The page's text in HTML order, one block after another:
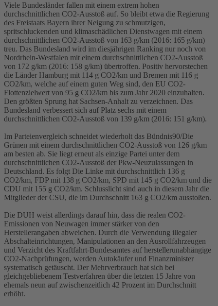
Viele Bundesländer fallen mit einem extrem hohen
durchschnittlichen CO2-Ausstoß auf. So bleibt etwa die Regierung
des Freistaats Bayern ihrer Neigung zu schmutzigen,
spritschluckenden und klimaschädlichen Dienstwagen mit einem
durchschnittlichen CO2-Ausstoß von 163 g/km (2016: 165 g/km)
treu. Das Bundesland wird im diesjährigen Ranking nur noch von
Nordrhein-Westfalen mit einem durchschnittlichen CO2-Ausstoß
von 172 g/km (2016: 158 g/km) übertroffen. Positiv hervorstechen
die Länder Hamburg mit 114 g CO2/km und Bremen mit 116 g
CO2/km, welche auf einem guten Weg sind, den EU CO2-
Flottenzielwert von 95 g CO2/km bis zum Jahr 2020 einzuhalten.
Den größten Sprung hat Sachsen-Anhalt zu verzeichnen. Das
Bundesland verbessert sich auf Platz sechs mit einem
durchschnittlichen CO2-Ausstoß von 139 g/km (2016: 151 g/km).
Im Parteienvergleich schneidet wiederholt das Bündnis90/Die
Grünen mit einem durchschnittlichen CO2-Ausstoß von 126 g/km
am besten ab. Sie liegt erneut als einzige Partei unter dem
durchschnittlichen CO2-Ausstoß der Pkw-Neuzulassungen in
Deutschland. Es folgt Die Linke mit durchschnittlich 136 g
CO2/km, FDP mit 138 g CO2/km, SPD mit 145 g CO2/km und die
CDU mit 155 g CO2/km. Schlusslicht sind auch in diesem Jahr die
Mitglieder der CSU, die im Durchschnitt 163 g CO2/km ausstoßen.
Die DUH weist allerdings darauf hin, dass die realen CO2-
Emissionen von Neuwagen immer stärker von den
Herstellerangaben abweichen. Durch die Verwendung illegaler
Abschalteinrichtungen, Manipulationen an den Ausrollfahrzeugen
und Verzicht des Kraftfahrt-Bundesamtes auf herstellerunabhängige
CO2-Nachprüfungen, werden Autokäufer und Finanzminister
systematisch getäuscht. Der Mehrverbrauch hat sich bei
gleichgebliebenem Testverfahren über die letzten 15 Jahre von
ehemals neun auf zwischenzeitlich 42 Prozent im Durchschnitt
erhöht.